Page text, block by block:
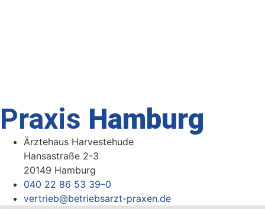
Praxis Hamburg
Ärztehaus Harvestehude
Hansastraße 2-3
20149 Hamburg
040 22 86 53 39–0
vertrieb@betriebsarzt-praxen.de